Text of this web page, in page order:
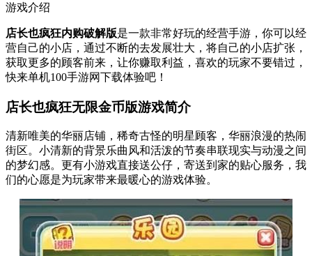
游戏介绍
店长也疯狂内购破解版是一款非常好玩的经营手游，你可以经
营自己的小店，通过不断的去发展壮大，将自己的小店扩张，
获取更多的顾客前来，让你赚取利益，喜欢的玩家不要错过，
快来单机100手游网下载体验吧！
店长也疯狂无限金币版游戏简介
清新唯美的华丽店铺，稀奇古怪的明星顾客，华丽浪漫的热闹
街区。小清新的背景乐曲风和活泼的节奏串联现实与动漫之间
的梦幻感。更有小游戏直接送公仔，寄送到家的贴心服务，我
们的心愿是为玩家带来最暖心的游戏体验。